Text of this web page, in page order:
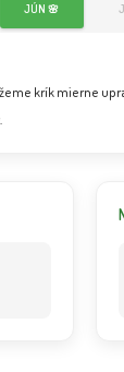
JÚN 🌸
krík mierne